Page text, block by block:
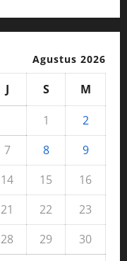
Agustus 2026
J S
M
1
2
7 8
9
14 15
16
21 22
23
28 29
30